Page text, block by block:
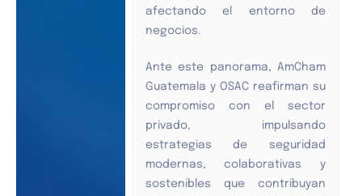
afectando el entorno de
negocios.
Ante este panorama, AmCham
Guatemala y OSAC reafirman su
compromiso con el sector
privado, impulsando
estrategias de seguridad
modernas, colaborativas y
sostenibles que contribuyan